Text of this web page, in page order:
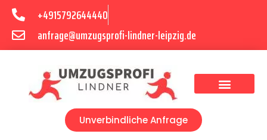
+4915792644440
anfrage@umzugsprofi-lindner-leipzig.de
Unverbindliche Anfrage